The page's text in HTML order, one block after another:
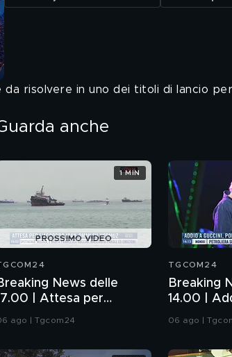
da risolvere in uno dei titoli di lancio
anche
PROSSIMO VIDEO
News delle
| Attesa per
l'accordo Iran-Oman su
ago | Tgcom24
1 MIN
TGCOM24
Breaking
14.00 |
poeta in
06 ago |